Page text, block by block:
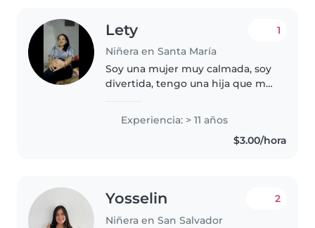
Lety
Niñera en Santa María
1
Soy una mujer muy calmada, soy
divertida, tengo una hija que me
todo esto, soy una persona muy
honrada y sobre todo muy
Experiencia: > 11 años
$3.00/hora
Yosselin
Niñera en San Salvador
2